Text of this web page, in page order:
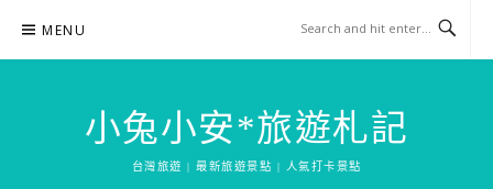
content
MENU
小兔小安*旅遊札記
台灣旅遊 | 最新旅遊景點 | 人氣打卡景點